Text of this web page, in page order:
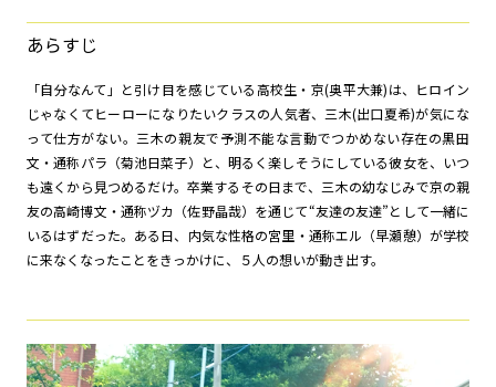
あらすじ
「自分なんて」と引け目を感じている高校生・京(奥平大兼)は、ヒロイン
じゃなくてヒーローになりたいクラスの人気者、三木(出口夏希)が気にな
って仕方がない。三木の親友で予測不能な言動でつかめない存在の黒田
文・通称パラ（菊池日菜子）と、明るく楽しそうにしている彼女を、いつ
も遠くから見つめるだけ。卒業するその日まで、三木の幼なじみで京の親
友の高崎博文・通称ヅカ（佐野晶哉）を通じて“友達の友達”として一緒に
いるはずだった。ある日、内気な性格の宮里・通称エル（早瀬憩）が学校
に来なくなったことをきっかけに、５人の想いが動き出す。